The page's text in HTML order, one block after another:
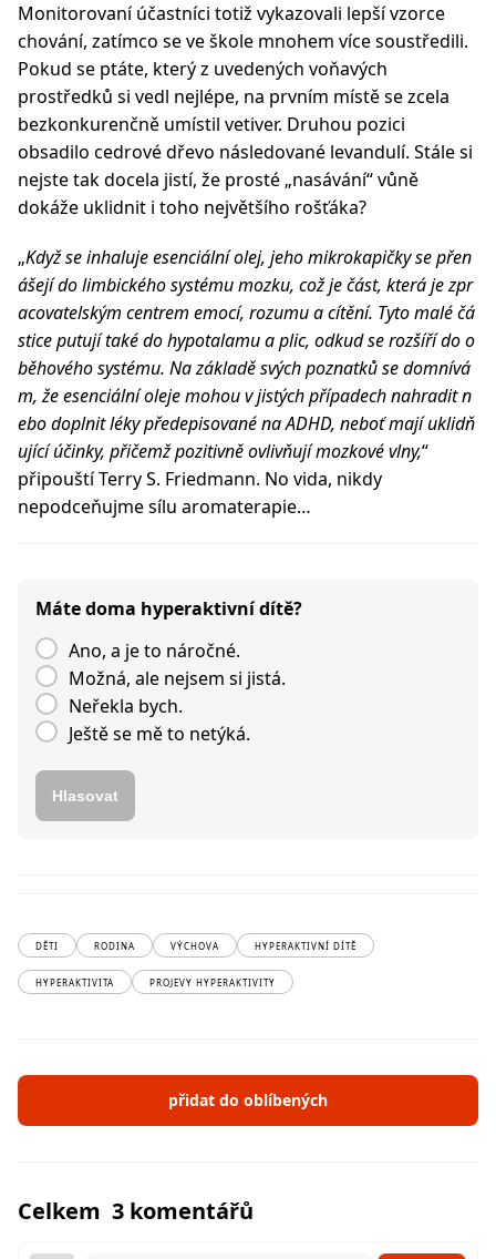
Monitorovaní účastníci totiž vykazovali lepší vzorce
chování, zatímco se ve škole mnohem více soustředili.
Pokud se ptáte, který z uvedených voňavých
prostředků si vedl nejlépe, na prvním místě se zcela
bezkonkurenčně umístil vetiver. Druhou pozici
obsadilo cedrové dřevo následované levandulí. Stále si
nejste tak docela jistí, že prosté „nasávání“ vůně
dokáže uklidnit i toho největšího rošťáka?
„Když se inhaluje esenciální olej, jeho mikrokapičky se přen
ášejí do limbického systému mozku, což je část, která je zpr
acovatelským centrem emocí, rozumu a cítění. Tyto malé čá
stice putují také do hypotalamu a plic, odkud se rozšíří do o
běhového systému. Na základě svých poznatků se domnívá
m, že esenciální oleje mohou v jistých případech nahradit n
ebo doplnit léky předepisované na ADHD, neboť mají uklidň
ující účinky, přičemž pozitivně ovlivňují mozkové vlny,“
připouští Terry S. Friedmann. No vida, nikdy
nepodceňujme sílu aromaterapie…
Máte doma hyperaktivní dítě?
Ano, a je to náročné.
Možná, ale nejsem si jistá.
Neřekla bych.
Ještě se mě to netýká.
Hlasovat
DĚTI RODINA VÝCHOVA HYPERAKTIVNÍ DÍTĚ
HYPERAKTIVITA PROJEVY HYPERAKTIVITY
přidat do oblíbených
Celkem 3 komentářů